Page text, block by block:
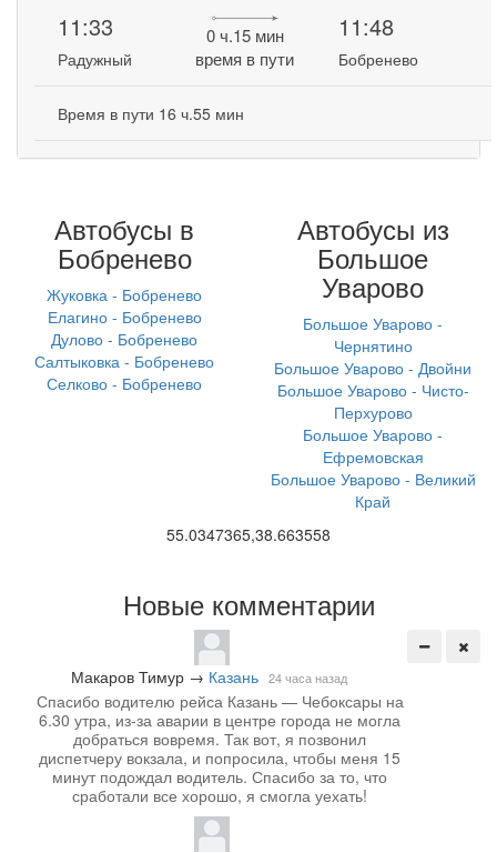
11:33
Радужный
0 ч.15 мин
время в пути
11:48
Бобренево
Время в пути 16 ч.55 мин
Автобусы в
Бобренево
Жуковка - Бобренево
Елагино - Бобренево
Дулово - Бобренево
Салтыковка - Бобренево
Селково - Бобренево
Автобусы из
Большое
Уварово
Большое Уварово -
Чернятино
Большое Уварово - Двойни
Большое Уварово - Чисто-
Перхурово
Большое Уварово -
Ефремовская
Большое Уварово - Великий
Край
55.0347365,38.663558
Новые комментарии
Макаров Тимур → Казань 24 часа назад
Спасибо водителю рейса Казань — Чебоксары на
6.30 утра, из-за аварии в центре города не могла
добраться вовремя. Так вот, я позвонил
диспетчеру вокзала, и попросила, чтобы меня 15
минут подождал водитель. Спасибо за то, что
сработали все хорошо, я смогла уехать!